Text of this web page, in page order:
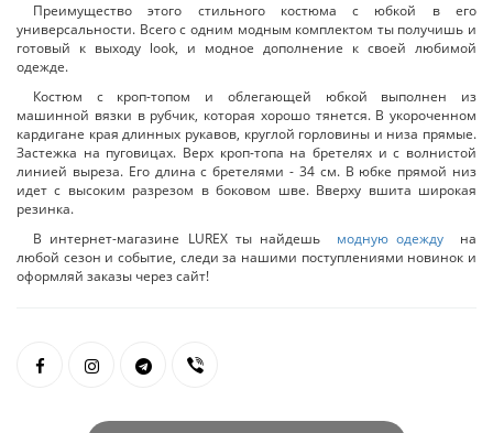
Преимущество этого стильного костюма с юбкой в его
универсальности. Всего с одним модным комплектом ты получишь и
готовый к выходу look, и модное дополнение к своей любимой
одежде.
Костюм с кроп-топом и облегающей юбкой выполнен из
машинной вязки в рубчик, которая хорошо тянется. В укороченном
кардигане края длинных рукавов, круглой горловины и низа прямые.
Застежка на пуговицах. Верх кроп-топа на бретелях и с волнистой
линией выреза. Его длина с бретелями - 34 см. В юбке прямой низ
идет с высоким разрезом в боковом шве. Вверху вшита широкая
резинка.
В интернет-магазине LUREX ты найдешь модную одежду
на
любой сезон и событие, следи за нашими поступлениями новинок и
оформляй заказы через сайт!